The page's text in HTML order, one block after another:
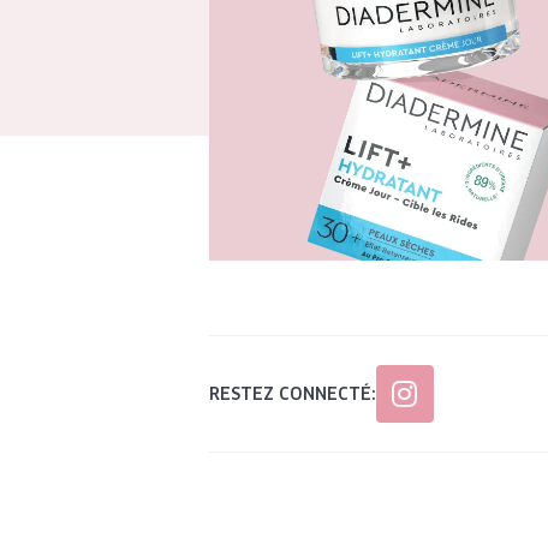
RESTEZ CONNECTÉ: